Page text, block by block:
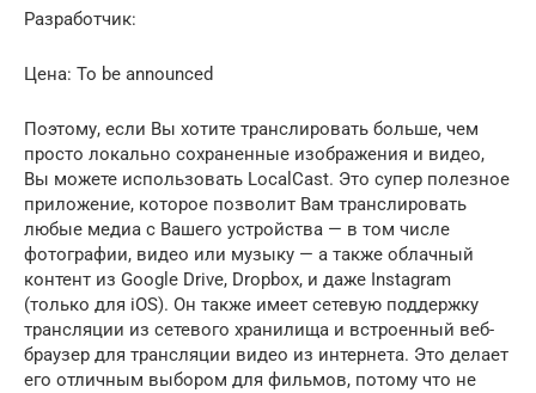
Разработчик:
Цена: To be announced
Поэтому, если Вы хотите транслировать больше, чем
просто локально сохраненные изображения и видео,
Вы можете использовать LocalCast. Это супер полезное
приложение, которое позволит Вам транслировать
любые медиа с Вашего устройства — в том числе
фотографии, видео или музыку — а также облачный
контент из Google Drive, Dropbox, и даже Instagram
(только для iOS). Он также имеет сетевую поддержку
трансляции из сетевого хранилища и встроенный веб-
браузер для трансляции видео из интернета. Это делает
его отличным выбором для фильмов, потому что не